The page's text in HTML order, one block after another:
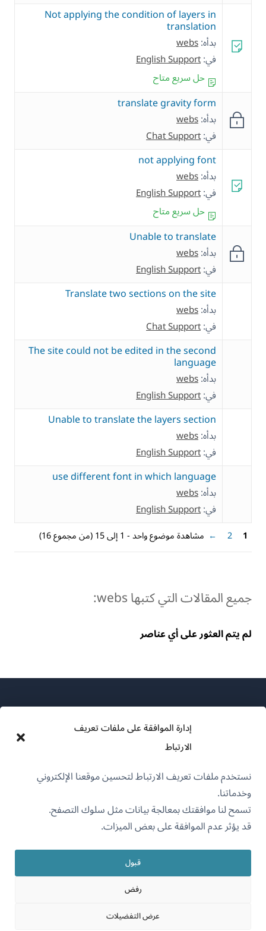
إدارة الموافقة على ملفات تعريف
الارتباط
نستخدم ملفات تعريف الارتباط لتحسين موقعنا الإلكتروني
وخدماتنا.
تسمح لنا موافقتك بمعالجة بيانات مثل سلوك التصفح.
قد يؤثر عدم الموافقة على بعض الميزات.
قبول
رفض
عرض التفضيلات
Not applying the condition of layers in
translation
بدأه:webs
في:English Support
حل سريع متاح
translate gravity form
بدأه:webs
في:Chat Support
not applying font
بدأه:webs
في:English Support
حل سريع متاح
Unable to translate
بدأه:webs
في:English Support
Translate two sections on the site
بدأه:webs
في:Chat Support
The site could not be edited in the second
language
بدأه:webs
في:English Support
Unable to translate the layers section
بدأه:webs
في:English Support
use different font in which language
بدأه:webs
في:English Support
مشاهدة موضوع واحد - 1 إلى 15 (من مجموع 16) 1
2
←
جميع المقالات التي كتبها webs:
لم يتم العثور على أي عناصر
OnTheGoSystems Limited
العربية
سياسة GDPR والخصوصية
انضم إلى فريقنا (يفتح
جديدة)
(يفتح
نافذة
جديدة)
(يفتح
نافذة
جديدة)
(يفتح
جديدة)